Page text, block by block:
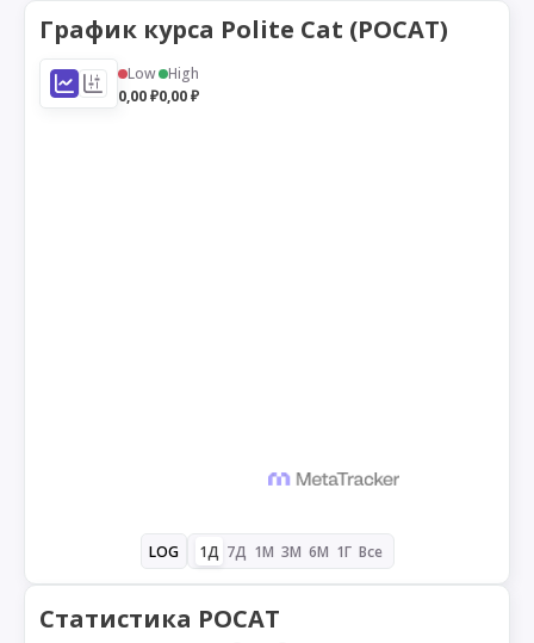
График курса Polite Cat (POCAT)
Low
0,00 ₽
High
0,00 ₽
LOG 1Д 7Д 1М 3М 6М 1Г Все
Статистика POCAT